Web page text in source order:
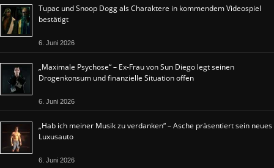
Tupac und Snoop Dogg als Charaktere in kommendem Videospiel
bestätigt
6. Juni 2026
„Maximale Psychose“ – Ex-Frau von Sun Diego legt seinen
Drogenkonsum und finanzielle Situation offen
6. Juni 2026
„Hab ich meiner Musik zu verdanken“ – Asche präsentiert sein neues
Luxusauto
6. Juni 2026